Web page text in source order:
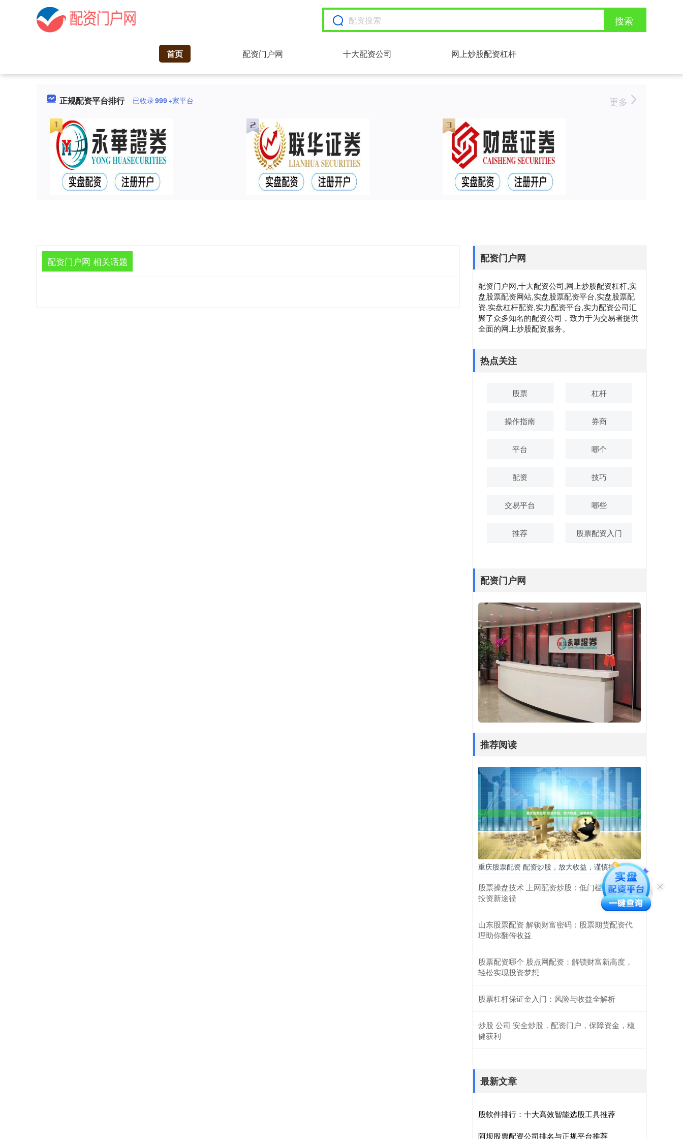
搜索
首页 配资门户网 十大配资公司 网上炒股配资杠杆
正规配资平台排行 已收录999+家平台 更多
配资门户网 相关话题 配资门户网
配资门户网,十大配资公司,网上炒股配资杠杆,实
盘股票配资网站,实盘股票配资平台,实盘股票配
资,实盘杠杆配资,实力配资平台,实力配资公司汇
聚了众多知名的配资公司，致力于为交易者提供
全面的网上炒股配资服务。
热点关注
股票 杠杆
操作指南 券商
平台 哪个
配资 技巧
交易平台 哪些
推荐 股票配资入门
配资门户网
推荐阅读
重庆股票配资 配资炒股，放大收益，谨慎操作
股票操盘技术 上网配资炒股：低门槛高收益的
投资新途径
山东股票配资 解锁财富密码：股票期货配资代
理助你翻倍收益
股票配资哪个 股点网配资：解锁财富新高度，
轻松实现投资梦想
股票杠杆保证金入门：风险与收益全解析
炒股 公司 安全炒股，配资门户，保障资金，稳
健获利
最新文章
股软件排行：十大高效智能选股工具推荐
阿坝股票配资公司排名与正规平台推荐